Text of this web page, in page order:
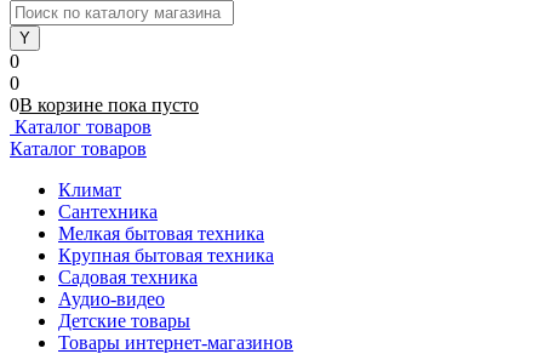
0
0
0В корзине пока пусто
Каталог товаров
Каталог товаров
Климат
Сантехника
Мелкая бытовая техника
Крупная бытовая техника
Садовая техника
Аудио-видео
Детские товары
Товары интернет-магазинов